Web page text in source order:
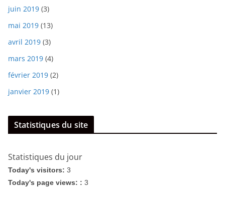
juin 2019 (3)
mai 2019 (13)
avril 2019 (3)
mars 2019 (4)
février 2019 (2)
janvier 2019 (1)
Statistiques du site
Statistiques du jour
Today's visitors: 3
Today's page views: : 3